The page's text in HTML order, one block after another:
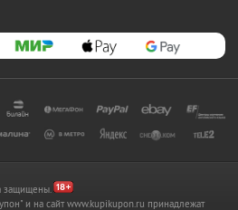
защищены.
и на сайт www.kupikupon.ru принадлежат